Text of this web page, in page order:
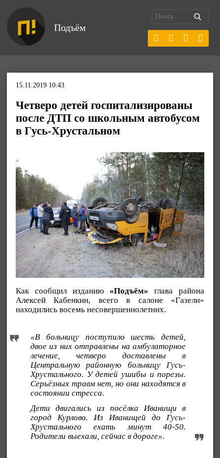
Подъём
15.11.2019 10:43
Четверо детей госпитализированы
после ДТП со школьным автобусом
в Гусь-Хрустальном
Как сообщил изданию «Подъём» глава района
Алексей Кабенкин, всего в салоне «Газели»
находились восемь несовершеннолетних.
«В больницу поступило шесть детей,
двое из них отправлены на амбулаторное
лечение, четверо доставлены в
Центральную районную больницу Гусь-
Хрустального. У детей ушибы и порезы.
Серьёзных травм нет, но они находятся в
состоянии стресса.
Дети двигались из посёлка Иванищи в
город Курлово. Из Иванищей до Гусь-
Хрустального ехать минут 40-50.
Родители выехали, сейчас в дороге».